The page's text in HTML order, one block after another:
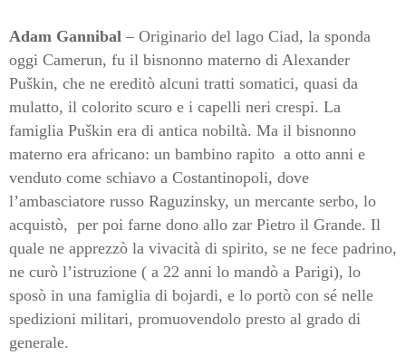
Adam Gannibal – Originario del lago Ciad, la sponda
oggi Camerun, fu il bisnonno materno di Alexander
Puškin, che ne ereditò alcuni tratti somatici, quasi da
mulatto, il colorito scuro e i capelli neri crespi. La
famiglia Puškin era di antica nobiltà. Ma il bisnonno
materno era africano: un bambino rapito a otto anni e
venduto come schiavo a Costantinopoli, dove
l’ambasciatore russo Raguzinsky, un mercante serbo, lo
acquistò, per poi farne dono allo zar Pietro il Grande. Il
quale ne apprezzò la vivacità di spirito, se ne fece padrino,
ne curò l’istruzione ( a 22 anni lo mandò a Parigi), lo
sposò in una famiglia di bojardi, e lo portò con sé nelle
spedizioni militari, promuovendolo presto al grado di
generale.